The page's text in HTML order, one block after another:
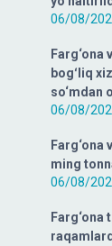
06/08/
bogʻliq
so‘mdan
06/08/
ming
06/08/